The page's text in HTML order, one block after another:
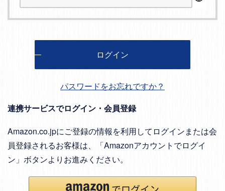
ログイン
パスワードをお忘れですか？
連携サービスでログイン・会員登録
Amazon.co.jpにご登録の情報を利用してログインまたは会
員登録されるお客様は、「Amazonアカウントでログイ
ン」ボタンよりお進みください。